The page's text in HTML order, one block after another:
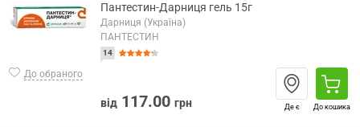
До обраного
Пантестин-Дарниця гель 15г
Дарниця (Україна)
ПАНТЕСТИН
14
від 117.00 грн Де є До кошика